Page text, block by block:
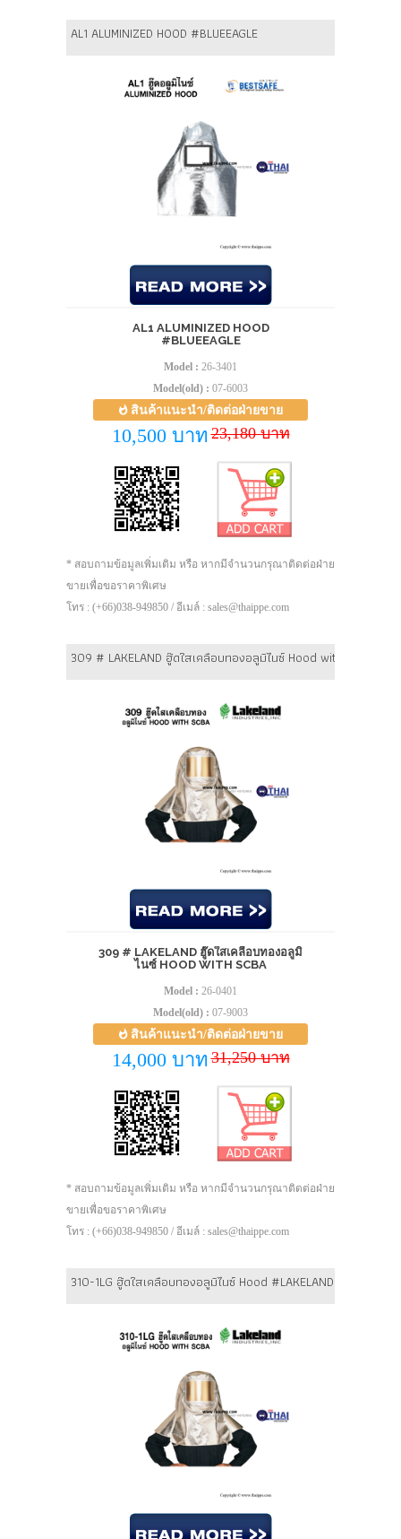
AL1 ALUMINIZED HOOD #BLUEEAGLE
AL1 ALUMINIZED HOOD
#BLUEEAGLE
Model : 26-3401
Model(old) : 07-6003
สินค้าแนะนำ/ติดต่อฝ่ายขาย
10,500 บาท 23,180 บาท
* สอบถามข้อมูลเพิ่มเติม หรือ หากมีจำนวนกรุณาติดต่อฝ่าย
ขายเพื่อขอราคาพิเศษ
โทร : (+66)038-949850 / อีเมล์ : sales@thaippe.com
309 # LAKELAND ฮู๊ดใสเคลือบทองอลูมิไนซ์ Hood with SCBA
309 # LAKELAND ฮู๊ดใสเคลือบทองอลูมิ
ไนซ์ HOOD WITH SCBA
Model : 26-0401
Model(old) : 07-9003
สินค้าแนะนำ/ติดต่อฝ่ายขาย
14,000 บาท 31,250 บาท
* สอบถามข้อมูลเพิ่มเติม หรือ หากมีจำนวนกรุณาติดต่อฝ่าย
ขายเพื่อขอราคาพิเศษ
โทร : (+66)038-949850 / อีเมล์ : sales@thaippe.com
310-1LG ฮู๊ดใสเคลือบทองอลูมิไนซ์ Hood #LAKELAND